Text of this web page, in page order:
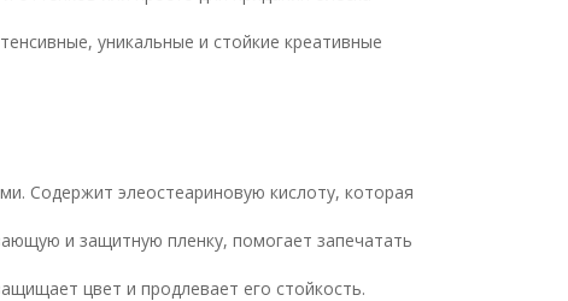
уникальные и стойкие креативные
Содержит элеостеариновую кислоту, которая
и защитную пленку, помогает запечатать
цвет и продлевает его стойкость.